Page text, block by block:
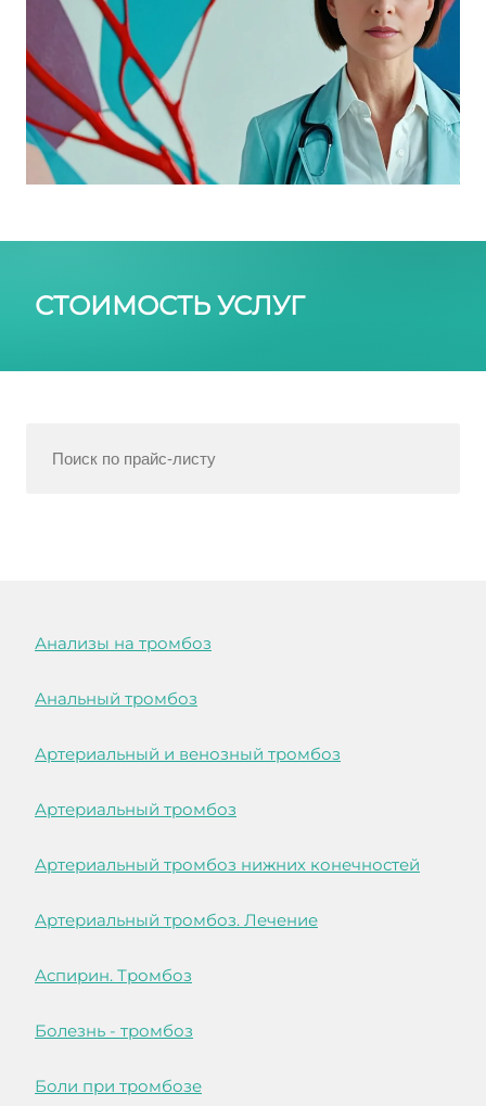
СТОИМОСТЬ УСЛУГ
Анализы на тромбоз
Анальный тромбоз
Артериальный и венозный тромбоз
Артериальный тромбоз
Артериальный тромбоз нижних конечностей
Артериальный тромбоз. Лечение
Аспирин. Тромбоз
Болезнь - тромбоз
Боли при тромбозе